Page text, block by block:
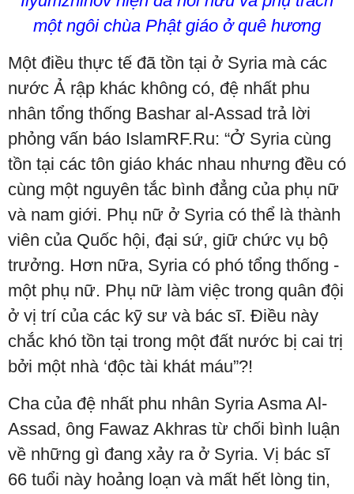
một ngôi chùa Phật giáo ở quê hương
Một điều thực tế đã tồn tại ở Syria mà các
nước Ả rập khác không có, đệ nhất phu
nhân tổng thống Bashar al-Assad trả lời
phỏng vấn báo IslamRF.Ru: “Ở Syria cùng
tồn tại các tôn giáo khác nhau nhưng đều có
cùng một nguyên tắc bình đẳng của phụ nữ
và nam giới. Phụ nữ ở Syria có thể là thành
viên của Quốc hội, đại sứ, giữ chức vụ bộ
trưởng. Hơn nữa, Syria có phó tổng thống -
một phụ nữ. Phụ nữ làm việc trong quân đội
ở vị trí của các kỹ sư và bác sĩ. Điều này
chắc khó tồn tại trong một đất nước bị cai trị
bởi một nhà ‘độc tài khát máu”?!
Cha của đệ nhất phu nhân Syria Asma Al-
Assad, ông Fawaz Akhras từ chối bình luận
về những gì đang xảy ra ở Syria. Vị bác sĩ
66 tuổi này hoảng loạn và mất hết lòng tin,